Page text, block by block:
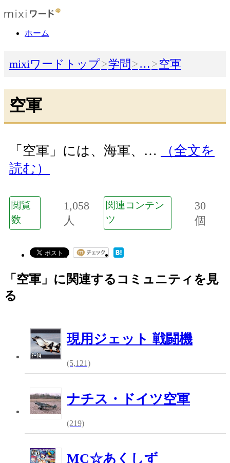
ホーム
mixiワードトップ 学問 … 空軍
空軍
「空軍」には、海軍、…
（全文を
読む）
閲覧
数
1,058
人
関連コンテン
ツ
30
個
「空軍」に関連するコミュニティを見
る
現用ジェット 戦闘機
(5,121)
ナチス・ドイツ空軍
(219)
MC☆あくしず